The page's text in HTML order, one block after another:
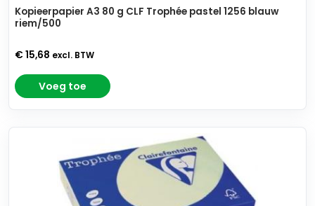
Kopieerpapier A3 80 g CLF Trophée pastel 1256 blauw
riem/500
€ 15,68 excl. BTW
Voeg toe